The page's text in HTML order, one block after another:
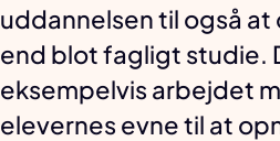
uddannelsen til også
end blot fagligt studie.
eksempelvis arbejdet
elevernes evne til at